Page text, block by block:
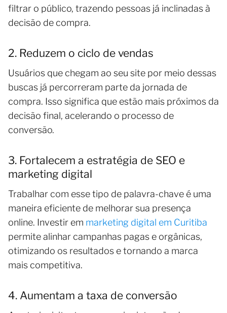
filtrar o público, trazendo pessoas já inclinadas à
decisão de compra.
2. Reduzem o ciclo de vendas
Usuários que chegam ao seu site por meio dessas
buscas já percorreram parte da jornada de
compra. Isso significa que estão mais próximos da
decisão final, acelerando o processo de
conversão.
3. Fortalecem a estratégia de SEO e
marketing digital
Trabalhar com esse tipo de palavra-chave é uma
maneira eficiente de melhorar sua presença
online. Investir em marketing digital em Curitiba
permite alinhar campanhas pagas e orgânicas,
otimizando os resultados e tornando a marca
mais competitiva.
4. Aumentam a taxa de conversão